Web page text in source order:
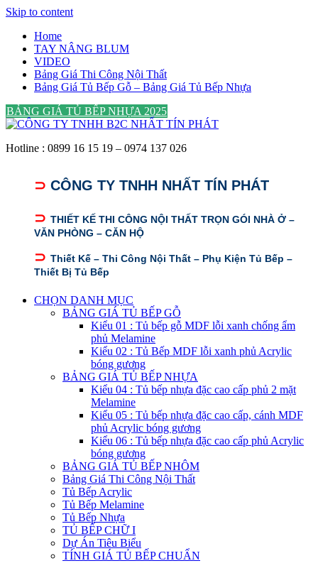
Skip to content
Home
TAY NÂNG BLUM
VIDEO
Bảng Giá Thi Công Nội Thất
Bảng Giá Tủ Bếp Gỗ – Bảng Giá Tủ Bếp Nhựa
BẢNG GIÁ TỦ BẾP NHỰA 2025
Hotline : 0899 16 15 19 – 0974 137 026
⊃ CÔNG TY TNHH NHẤT TÍN PHÁT
⊃ THIẾT KẾ THI CÔNG NỘI THẤT TRỌN GÓI NHÀ Ở –
VĂN PHÒNG – CĂN HỘ
⊃ Thiết Kế – Thi Công Nội Thất – Phụ Kiện Tủ Bếp –
Thiết Bị Tủ Bếp
CHỌN DANH MỤC
BẢNG GIÁ TỦ BẾP GỖ
Kiểu 01 : Tủ bếp gỗ MDF lỗi xanh chống ẩm
phủ Melamine
Kiểu 02 : Tủ Bếp MDF lỗi xanh phủ Acrylic
bóng gương
BẢNG GIÁ TỦ BẾP NHỰA
Kiểu 04 : Tủ bếp nhựa đặc cao cấp phủ 2 mặt
Melamine
Kiểu 05 : Tủ bếp nhựa đặc cao cấp, cánh MDF
phủ Acrylic bóng gương
Kiểu 06 : Tủ bếp nhựa đặc cao cấp phủ Acrylic
bóng gương
BẢNG GIÁ TỦ BẾP NHÔM
Bảng Giá Thi Công Nội Thất
Tủ Bếp Acrylic
Tủ Bếp Melamine
Tủ Bếp Nhựa
TỦ BẾP CHỮ I
Dự Án Tiêu Biểu
TÍNH GIÁ TỦ BẾP CHUẨN